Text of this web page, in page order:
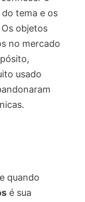
tema e os
objetos
no mercado
usado
quando
é sua